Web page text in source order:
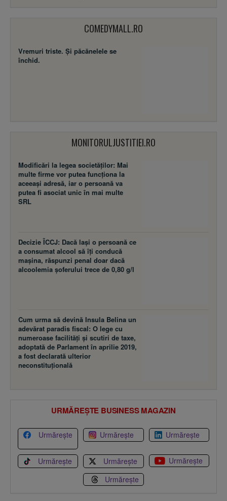
COMEDYMALL.RO
Vremuri triste. Şi păcănelele se
închid.
MONITORULJUSTITIEI.RO
Modificări la legea societăţilor: Mai
multe firme vor putea funcţiona la
aceeaşi adresă, iar o persoană va
putea fi asociat unic în mai multe
SRL
Decizie ÎCCJ: Dacă laşi o persoană ce
a consumat alcool să îţi conducă
maşina, răspunzi penal doar dacă
alcoolemia şoferului trece de 0,80 g/l
Cum urma să devină Insula Belina un
adevărat paradis fiscal: O lege cu
numeroase facilităţi şi scutiri de taxe,
adoptată de Parlament în aprilie 2019,
a fost declarată ulterior
neconstituţională
URMĂREȘTE BUSINESS MAGAZIN
Urmărește Urmărește Urmărește
Urmărește Urmărește
Urmărește
Urmărește